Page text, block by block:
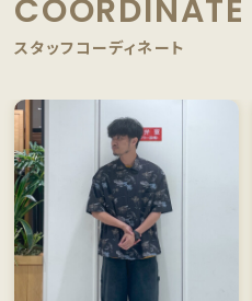
COORDINATE
スタッフコーディネート